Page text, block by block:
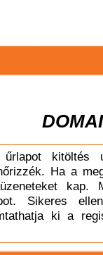
kitöltés
Ha a
Sikeres
ki a